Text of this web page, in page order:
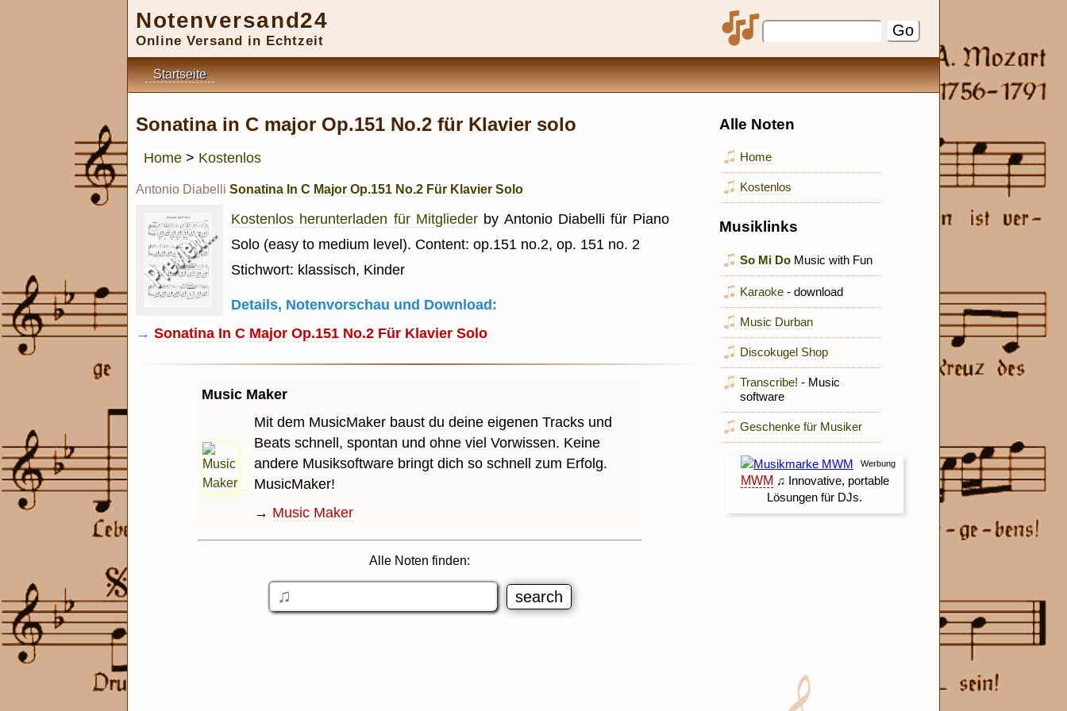
Notenversand24
Online Versand in Echtzeit
Startseite
Sonatina in C major Op.151 No.2 für Klavier solo
Home > Kostenlos
Antonio Diabelli Sonatina In C Major Op.151 No.2 Für Klavier Solo
Kostenlos herunterladen für Mitgliederby Antonio Diabelli für Piano
Solo (easy to medium level). Content: op.151 no.2, op. 151 no. 2
Stichwort: klassisch, Kinder
Details, Notenvorschau und Download:
→ Sonatina In C Major Op.151 No.2 Für Klavier Solo
Music Maker
Mit dem MusicMaker baust du deine eigenen Tracks und
Beats schnell, spontan und ohne viel Vorwissen. Keine
andere Musiksoftware bringt dich so schnell zum Erfolg.
MusicMaker!
→ Music Maker
Alle Noten finden:
Alle Noten
Home
Kostenlos
Musiklinks
So Mi Do Music with Fun
Karaoke - download
Music Durban
Discokugel Shop
Transcribe! - Music
software
Geschenke für Musiker